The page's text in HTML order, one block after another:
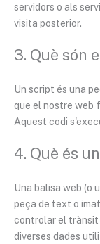
servidors o als
visita posterior.
3. Què són
Un script és una
que el nostre web
Aquest codi
4. Què és
Una balisa web (o
peça de text o
controlar el trànsit
diverses dades